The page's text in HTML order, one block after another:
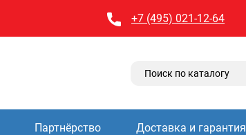
+7 (495) 021-12-64
Партнёрство Доставка и гарантия